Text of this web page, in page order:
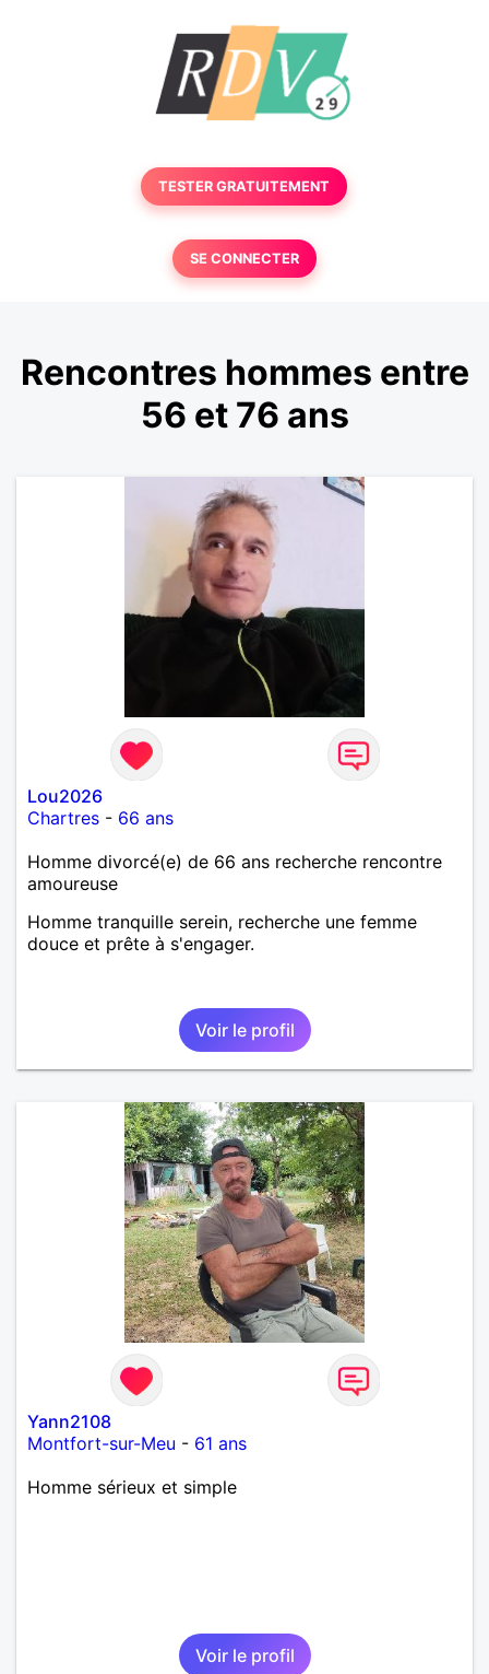
TESTER GRATUITEMENT
SE CONNECTER
Rencontres hommes entre
56 et 76 ans
Lou2026
Chartres - 66 ans
Homme divorcé(e) de 66 ans recherche rencontre
amoureuse
Homme tranquille serein, recherche une femme
douce et prête à s'engager.
Voir le profil
Yann2108
Montfort-sur-Meu - 61 ans
Homme sérieux et simple
Voir le profil